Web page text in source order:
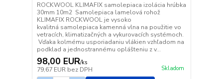
ROCKWOOL KLIMAFIX samolepiaca izolácia hrúbka
30mm 10m2 Samolepiaca lamelová rohož
KLIMAFIX ROCKWOOL je vysoko
kvalitná samolepiaca kamenná vlna na použitie vo
vetracích, klimatizačných a vykurovacích systémoch.
Vďaka kolmému usporiadaniu vlákien vzhľadom na
podklad a jednostrannému oplášteniu z v...
98,00 EUR/ks
79,67 EUR bez DPH Skladom